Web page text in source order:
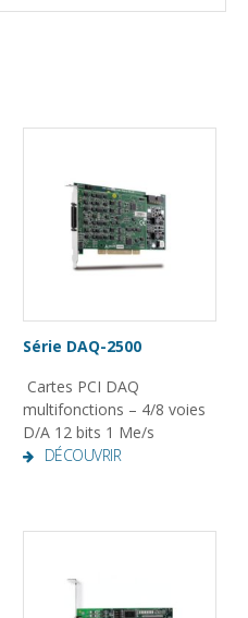
Série DAQ-2500
Cartes PCI DAQ
multifonctions – 4/8 voies
D/A 12 bits 1 Me/s
DÉCOUVRIR